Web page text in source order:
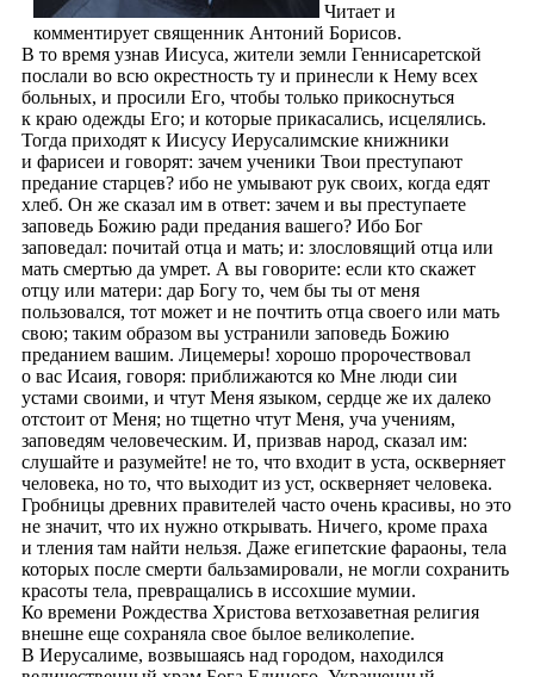
Читает и
комментирует священник Антоний Борисов.
В то время узнав Иисуса, жители земли Геннисаретской
послали во всю окрестность ту и принесли к Нему всех
больных, и просили Его, чтобы только прикоснуться
к краю одежды Его; и которые прикасались, исцелялись.
Тогда приходят к Иисусу Иерусалимские книжники
и фарисеи и говорят: зачем ученики Твои преступают
предание старцев? ибо не умывают рук своих, когда едят
хлеб. Он же сказал им в ответ: зачем и вы преступаете
заповедь Божию ради предания вашего? Ибо Бог
заповедал: почитай отца и мать; и: злословящий отца или
мать смертью да умрет. А вы говорите: если кто скажет
отцу или матери: дар Богу то, чем бы ты от меня
пользовался, тот может и не почтить отца своего или мать
свою; таким образом вы устранили заповедь Божию
преданием вашим. Лицемеры! хорошо пророчествовал
о вас Исаия, говоря: приближаются ко Мне люди сии
устами своими, и чтут Меня языком, сердце же их далеко
отстоит от Меня; но тщетно чтут Меня, уча учениям,
заповедям человеческим. И, призвав народ, сказал им:
слушайте и разумейте! не то, что входит в уста, оскверняет
человека, но то, что выходит из уст, оскверняет человека.
Гробницы древних правителей часто очень красивы, но это
не значит, что их нужно открывать. Ничего, кроме праха
и тления там найти нельзя. Даже египетские фараоны, тела
которых после смерти бальзамировали, не могли сохранить
красоты тела, превращались в иссохшие мумии.
Ко времени Рождества Христова ветхозаветная религия
внешне еще сохраняла свое былое великолепие.
В Иерусалиме, возвышаясь над городом, находился